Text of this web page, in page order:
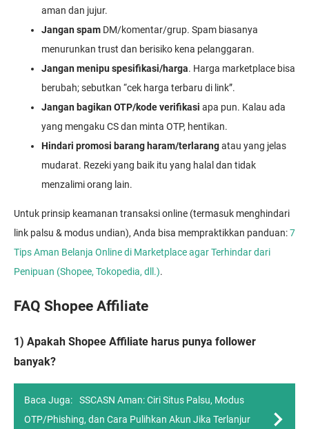
aman dan jujur.
Jangan spam DM/komentar/grup. Spam biasanya
menurunkan trust dan berisiko kena pelanggaran.
Jangan menipu spesifikasi/harga. Harga marketplace bisa
berubah; sebutkan “cek harga terbaru di link”.
Jangan bagikan OTP/kode verifikasi apa pun. Kalau ada
yang mengaku CS dan minta OTP, hentikan.
Hindari promosi barang haram/terlarangatau yang jelas
mudarat. Rezeki yang baik itu yang halal dan tidak
menzalimi orang lain.
Untuk prinsip keamanan transaksi online (termasuk menghindari
link palsu & modus undian), Anda bisa mempraktikkan panduan:7
Tips Aman Belanja Online di Marketplace agar Terhindar dari
Penipuan (Shopee, Tokopedia, dll.).
FAQ Shopee Affiliate
1) Apakah Shopee Affiliate harus punya follower
banyak?
Baca Juga:
SSCASN Aman: Ciri Situs Palsu, Modus
OTP/Phishing, dan Cara Pulihkan Akun Jika Terlanjur